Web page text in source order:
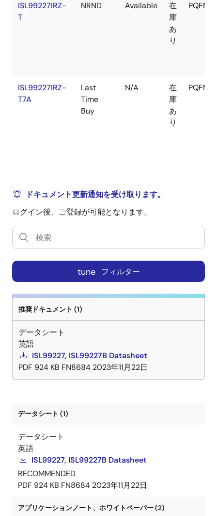
ISL99227IRZ-
T
NRND Available
在
庫
あ
り
PQFN
ISL99227IRZ-
T7A
Last
Time
Buy
N/A
在
庫
あ
り
PQFN
ドキュメント更新通知を受け取ります。
ログイン後、ご登録が可能となります。
tune フィルター
推奨ドキュメント (1)
データシート
英語
ISL99227, ISL99227B Datasheet
PDF 924 KB FN8684 2023年11月22日
データシート (1)
データシート
英語
ISL99227, ISL99227B Datasheet
RECOMMENDED
PDF 924 KB FN8684 2023年11月22日
アプリケーションノート、ホワイトペーパー (2)